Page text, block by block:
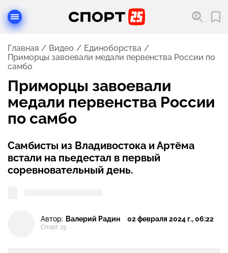
Главная Видео
Единоборства
Приморцы завоевали медали первенства России по
самбо
Приморцы завоевали
медали первенства России
по самбо
Самбисты из Владивостока и Артёма
встали на пьедестал в первый
соревновательный день.
Автор: Валерий Радин
Спорт 25
02 февраля 2024 г., 06:22